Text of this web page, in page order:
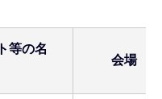
等の名
会場